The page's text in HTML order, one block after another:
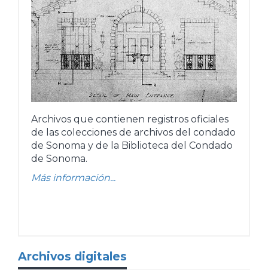
Archivos que contienen registros oficiales
de las colecciones de archivos del condado
de Sonoma y de la Biblioteca del Condado
de Sonoma.
Más información...
Archivos digitales